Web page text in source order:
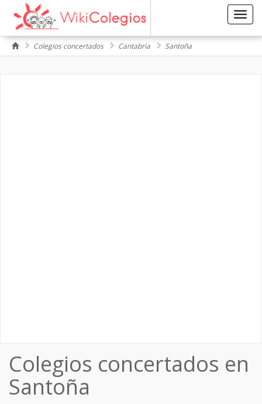
Colegios concertados Cantabria Santoña
Colegios concertados en
Santoña